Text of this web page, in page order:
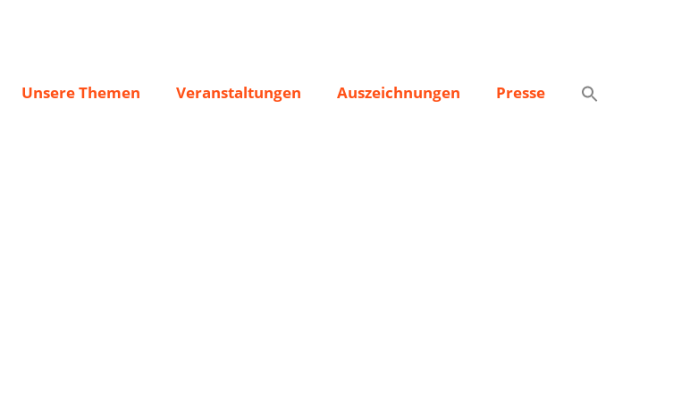
Unsere Themen Veranstaltungen Auszeichnungen Presse